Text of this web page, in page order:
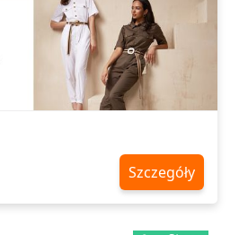
Szczegóły